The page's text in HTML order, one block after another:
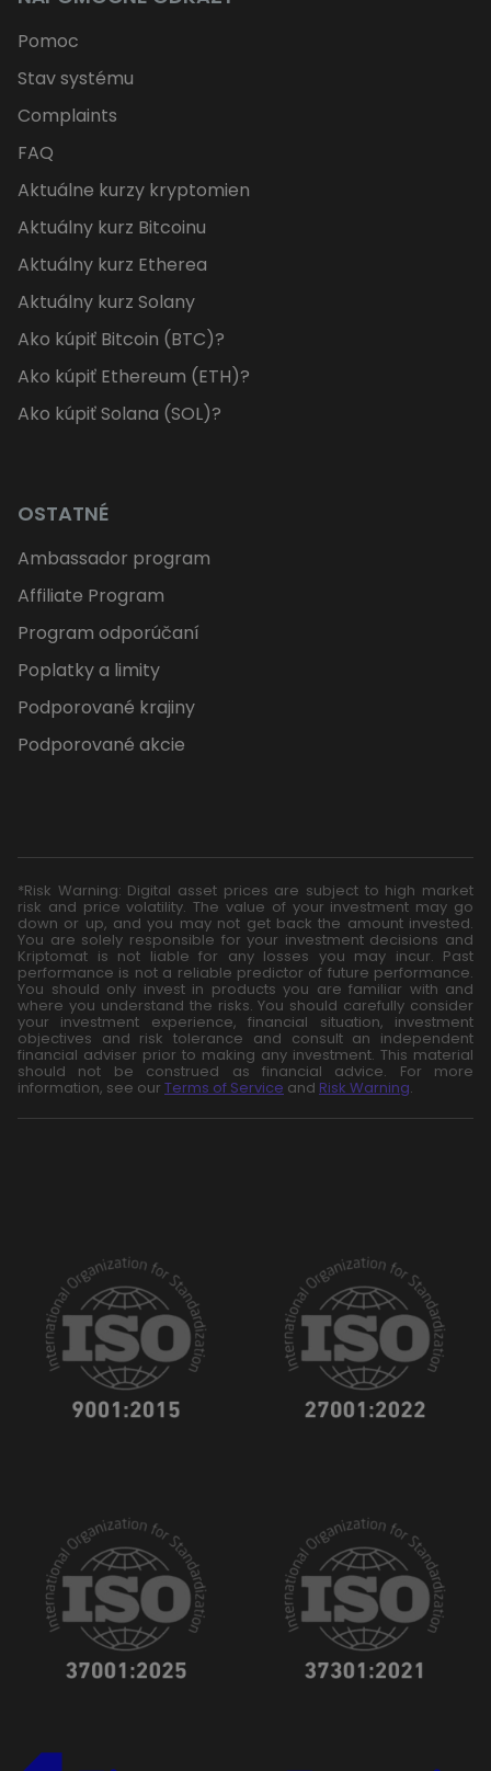
Pomoc
Stav systému
Complaints
FAQ
Aktuálne kurzy kryptomien
Aktuálny kurz Bitcoinu
Aktuálny kurz Etherea
Aktuálny kurz Solany
Ako kúpiť Bitcoin (BTC)?
Ako kúpiť Ethereum (ETH)?
Ako kúpiť Solana (SOL)?
OSTATNÉ
Ambassador program
Affiliate Program
Program odporúčaní
Poplatky a limity
Podporované krajiny
Podporované akcie
*Risk Warning: Digital asset prices are subject to high market
risk and price volatility. The value of your investment may go
down or up, and you may not get back the amount invested.
You are solely responsible for your investment decisions and
Kriptomat is not liable for any losses you may incur. Past
performance is not a reliable predictor of future performance.
You should only invest in products you are familiar with and
where you understand the risks. You should carefully consider
your investment experience, financial situation, investment
objectives and risk tolerance and consult an independent
financial adviser prior to making any investment. This material
should not be construed as financial advice. For more
information, see our Terms of Service and Risk Warning.